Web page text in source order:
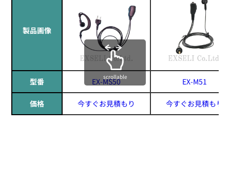
製品画像
型番 EX-MS50 EX-M51
価格 今すぐお見積もり 今すぐお見積もり
scrollable